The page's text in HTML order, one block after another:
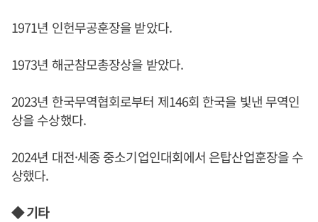
1971년 인헌무공훈장을 받았다.
1973년 해군참모총장상을 받았다.
2023년 한국무역협회로부터 제146회 한국을 빛낸 무역인
상을 수상했다.
2024년 대전·세종 중소기업인대회에서 은탑산업훈장을 수
상했다.
◆ 기타